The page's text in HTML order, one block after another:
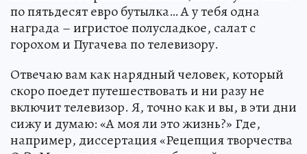
по пятьдесят евро бутылка… А у тебя одна
награда – игристое полусладкое, салат с
горохом и Пугачева по телевизору.
Отвечаю вам как нарядный человек, который
скоро поедет путешествовать и ни разу не
включит телевизор. Я, точно как и вы, в эти дни
сижу и думаю: «А моя ли это жизнь?» Где,
например, диссертация «Рецепция творчества